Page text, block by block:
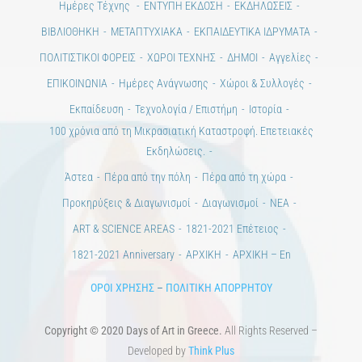
Ημέρες Τέχνης ΕΝΤΥΠΗ ΕΚΔΟΣΗ
ΕΚΔΗΛΩΣΕΙΣ
ΒΙΒΛΙΟΘΗΚΗ
ΜΕΤΑΠΤΥΧΙΑΚΑ
ΕΚΠΑΙΔΕΥΤΙΚΑ ΙΔΡΥΜΑΤΑ
ΠΟΛΙΤΙΣΤΙΚΟΙ ΦΟΡΕΙΣ
ΧΩΡΟΙ ΤΕΧΝΗΣ ΔΗΜΟΙ
Αγγελίες
ΕΠΙΚΟΙΝΩΝΙΑ
Ημέρες Ανάγνωσης
Χώροι & Συλλογές
Εκπαίδευση
Τεχνολογία / Επιστήμη
Ιστορία
100 χρόνια από τη Μικρασιατική Καταστροφή. Επετειακές
Εκδηλώσεις.
Άστεα
Πέρα από την πόλη
Πέρα από τη χώρα
Προκηρύξεις & Διαγωνισμοί
Διαγωνισμοί
ΝΕΑ
ART & SCIENCE AREAS
1821-2021 Επέτειος
1821-2021 Anniversary
ΑΡΧΙΚΗ ΑΡΧΙΚΗ – En
ΟΡΟΙ ΧΡΗΣΗΣ– ΠΟΛΙΤΙΚΗ ΑΠΟΡΡΗΤΟΥ
Copyright © 2020 Days of Art in Greece. All Rights Reserved –
Developed byThink Plus